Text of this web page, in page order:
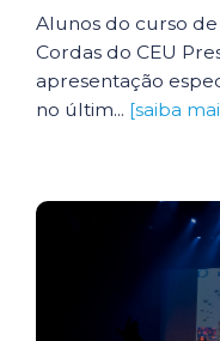
Alunos do curso
Cordas do CEU
apresentação
no últim... [saiba